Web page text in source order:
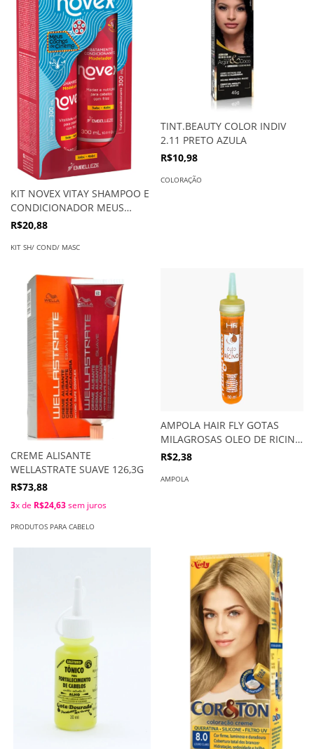
KIT NOVEX VITAY SHAMPOO E
CONDICIONADOR MEUS
CACHOS CINEMA
R$20,88
KIT SH/ COND/ MASC
TINT.BEAUTY COLOR INDIV
2.11 PRETO AZULA
R$10,98
COLORAÇÃO
CREME ALISANTE
WELLASTRATE SUAVE 126,3G
R$73,88
3x de R$24,63sem juros
PRODUTOS PARA CABELO
AMPOLA HAIR FLY GOTAS
MILAGROSAS OLEO DE RICINO
10ML
R$2,38
AMPOLA